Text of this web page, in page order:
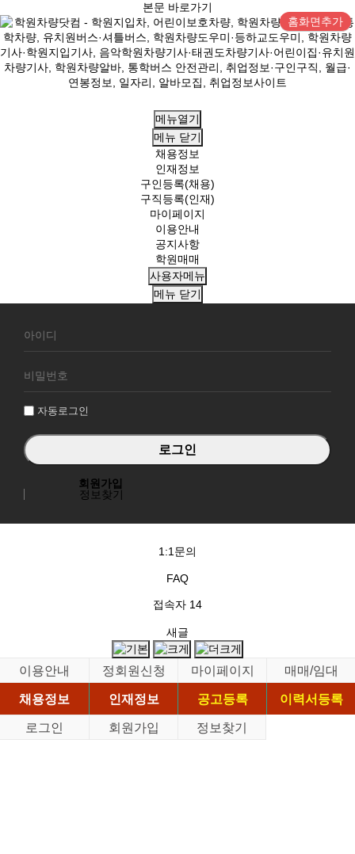
본문 바로가기
홈화면추가
메뉴열기
메뉴 닫기
채용정보
인재정보
구인등록(채용)
구직등록(인재)
마이페이지
이용안내
공지사항
학원매매
사용자메뉴
메뉴 닫기
원
그
자동로그인
회원가입
정보찾기
1:1문의
FAQ
접속자 14
새글
이용안내 정회원신청 마이페이지
매매/임대
채용정보
인재정보 공고등록
이력서등록
로그인
회원가입 정보찾기